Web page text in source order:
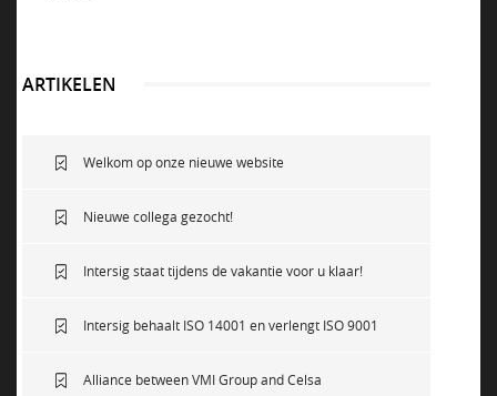
ARTIKELEN
Welkom op onze nieuwe website
Nieuwe collega gezocht!
Intersig staat tijdens de vakantie voor u klaar!
Intersig behaalt ISO 14001 en verlengt ISO 9001
Alliance between VMI Group and Celsa